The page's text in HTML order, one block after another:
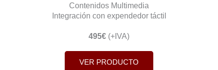
Contenidos Multimedia
Integración con expendedor táctil
495€ (+IVA)
VER PRODUCTO